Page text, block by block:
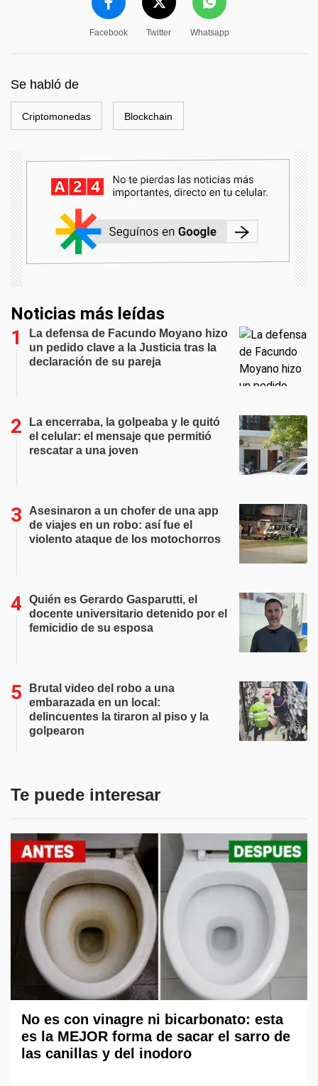
Facebook Twitter Whatsapp
Se habló de
Criptomonedas Blockchain
Noticias más leídas
La defensa de Facundo Moyano hizo
un pedido clave a la Justicia tras la
declaración de su pareja
La encerraba, la golpeaba y le quitó
el celular: el mensaje que permitió
rescatar a una joven
Asesinaron a un chofer de una app
de viajes en un robo: así fue el
violento ataque de los motochorros
Quién es Gerardo Gasparutti, el
docente universitario detenido por el
femicidio de su esposa
Brutal video del robo a una
embarazada en un local:
delincuentes la tiraron al piso y la
golpearon
Te puede interesar
No es con vinagre ni bicarbonato: esta
es la MEJOR forma de sacar el sarro de
las canillas y del inodoro